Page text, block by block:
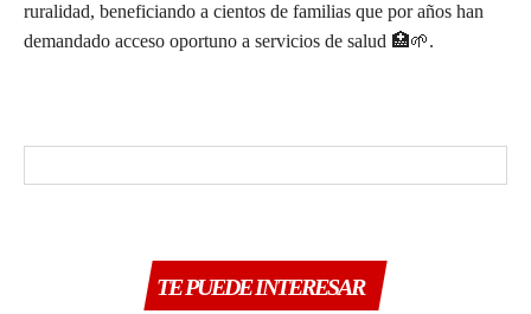
ruralidad, beneficiando a cientos de familias que por años han
demandado acceso oportuno a servicios de salud 🏥🌱.
TE PUEDE INTERESAR